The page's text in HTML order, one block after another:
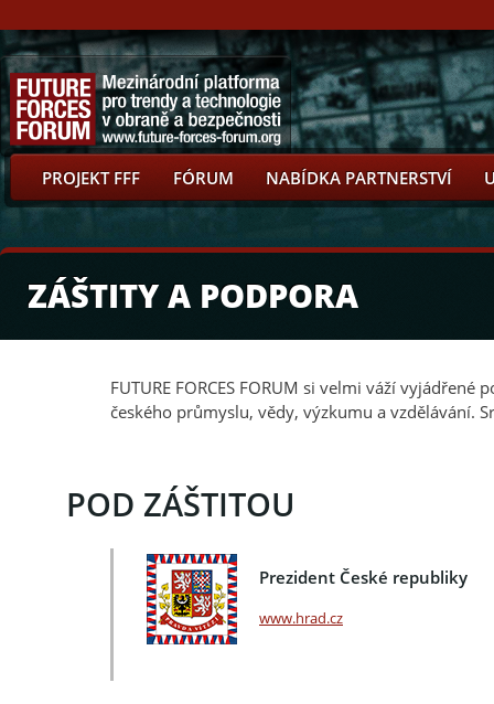
PROJEKT FFF FÓRUM NABÍDKA PARTNERSTVÍ
ZÁŠTITY A PODPORA
FUTURE FORCES FORUM si velmi váží
českého průmyslu, vědy, výzkumu a vzdělávání.
POD ZÁŠTITOU
Prezident České republiky
www.hrad.cz